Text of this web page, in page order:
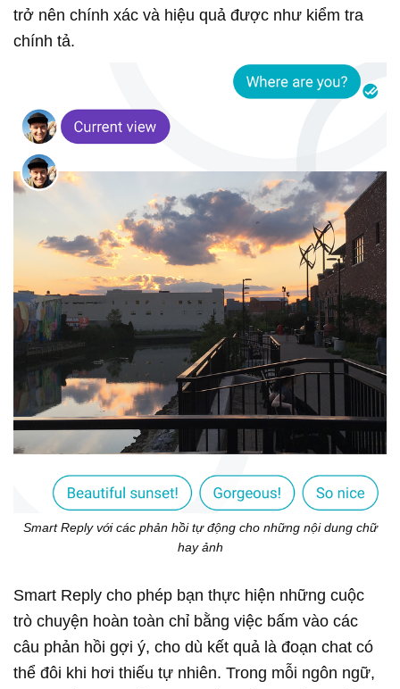
trở nên chính xác và hiệu quả được như kiểm tra
chính tả.
Smart Reply với các phản hồi tự động cho những nội dung chữ
hay ảnh
Smart Reply cho phép bạn thực hiện những cuộc
trò chuyện hoàn toàn chỉ bằng việc bấm vào các
câu phản hồi gợi ý, cho dù kết quả là đoạn chat có
thể đôi khi hơi thiếu tự nhiên. Trong mỗi ngôn ngữ,